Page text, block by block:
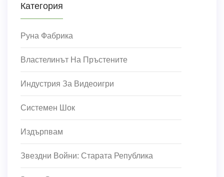
Категория
Руна Фабрика
Властелинът На Пръстените
Индустрия За Видеоигри
Системен Шок
Издърпвам
Звездни Войни: Старата Република